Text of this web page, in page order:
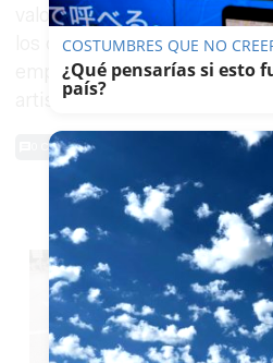
valoración sobre el
los comienzos de su ya
empaparse del compás y el
artistas de la ciudad.
0 Comentarios
TE PUEDE
COSTUMBRES QUE NO
¿Qué pensarías si esto
país?